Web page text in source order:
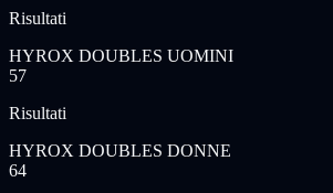
Risultati
HYROX DOUBLES UOMINI
57
Risultati
HYROX DOUBLES DONNE
64